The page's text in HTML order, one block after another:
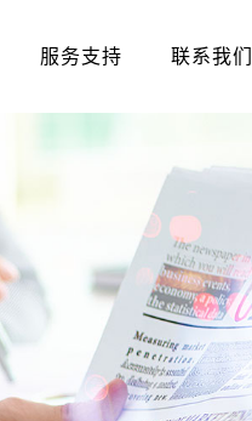
服务支持 联系我们